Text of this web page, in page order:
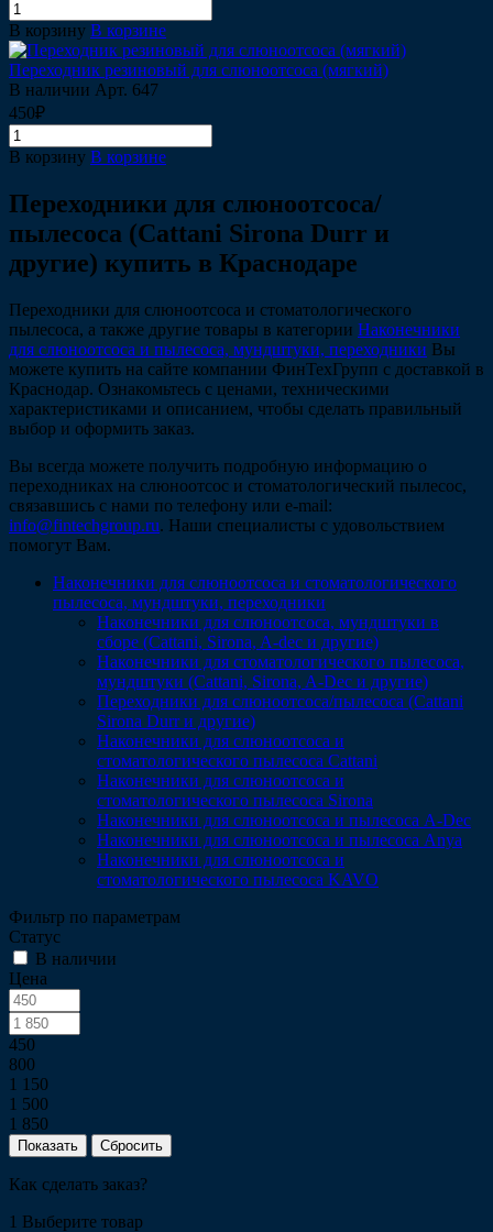
В корзину В корзине
Переходник резиновый для слюноотсоса (мягкий)
В наличии Арт. 647
450₽
В корзину В корзине
Переходники для слюноотсоса/
пылесоса (Cattani Sirona Durr и
другие) купить в Краснодаре
Переходники для слюноотсоса и стоматологического
пылесоса, а также другие товары в категории Наконечники
для слюноотсоса и пылесоса, мундштуки, переходники Вы
можете купить на сайте компании ФинТехГрупп с доставкой в
Краснодар. Ознакомьтесь с ценами, техническими
характеристиками и описанием, чтобы сделать правильный
выбор и оформить заказ.
Вы всегда можете получить подробную информацию о
переходниках на слюноотсос и стоматологический пылесос,
связавшись с нами по телефону или e-mail:
info@fintechgroup.ru. Наши специалисты с удовольствием
помогут Вам.
Наконечники для слюноотсоса и стоматологического
пылесоса, мундштуки, переходники
Наконечники для слюноотсоса, мундштуки в
сборе (Cattani, Sirona, A-dec и другие)
Наконечники для стоматологического пылесоса,
мундштуки (Сattani, Sirona, A-Dec и другие)
Переходники для слюноотсоса/пылесоса (Cattani
Sirona Durr и другие)
Наконечники для слюноотсоса и
стоматологического пылесоса Cattani
Наконечники для слюноотсоса и
стоматологического пылесоса Sirona
Наконечники для слюноотсоса и пылесоса A-Dec
Наконечники для слюноотсоса и пылесоса Anya
Наконечники для слюноотсоса и
стоматологического пылесоса KAVO
Фильтр по параметрам
Статус
В наличии
Цена
450
800
1 150
1 500
1 850
Сбросить
Как сделать заказ?
1 Выберите товар